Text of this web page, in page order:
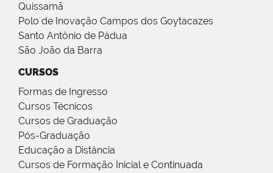
Quissamã
Polo de Inovação Campos dos Goytacazes
Santo Antônio de Pádua
São João da Barra
CURSOS
Formas de Ingresso
Cursos Técnicos
Cursos de Graduação
Pós-Graduação
Educação a Distância
Cursos de Formação Inicial e Continuada